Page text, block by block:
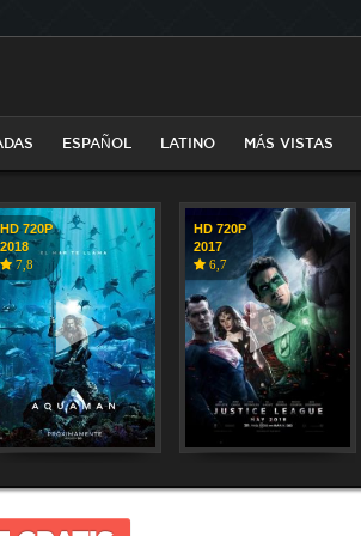
ESPAÑOL LATINO MÁS VISTAS
HD 720P
2018
7,8
HD 720P
2017
6,7